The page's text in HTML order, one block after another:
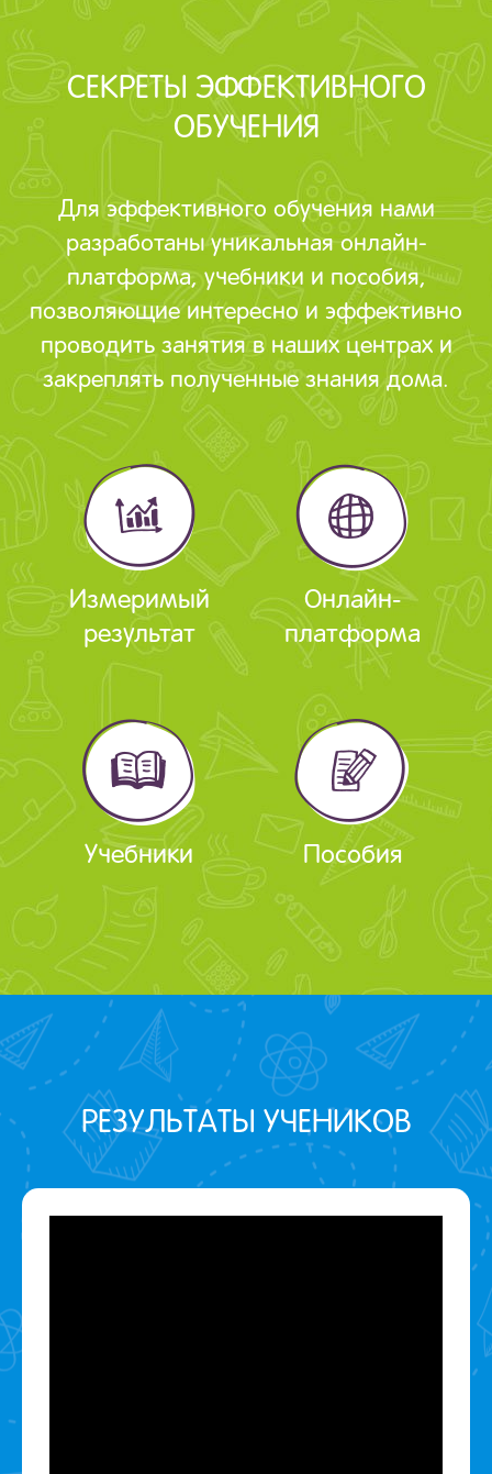
СЕКРЕТЫ ЭФФЕКТИВНОГО
ОБУЧЕНИЯ
Для эффективного обучения нами
разработаны уникальная онлайн-
платформа, учебники и пособия,
позволяющие интересно и эффективно
проводить занятия в наших центрах и
закреплять полученные знания дома.
Измеримый
результат
Онлайн-
платформа
Учебники Пособия
РЕЗУЛЬТАТЫ УЧЕНИКОВ